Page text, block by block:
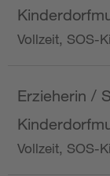
Vollzeit, SOS-
Erzieherin /
Vollzeit, SOS-